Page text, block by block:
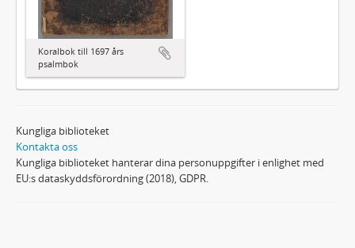
Koralbok till 1697 års
psalmbok
Kungliga biblioteket
Kontakta oss
Kungliga biblioteket hanterar dina personuppgifter i enlighet med
EU:s dataskyddsförordning (2018), GDPR.